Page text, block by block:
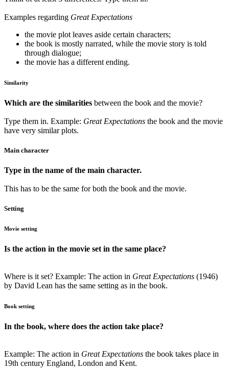
Examples regarding Great Expectations
the movie plot leaves aside certain characters;
the book is mostly narrated, while the movie story is told
through dialogue;
the movie has a different ending.
Similarity
Which are the similarities between the book and the movie?
Type them in. Example: Great Expectations the book and the movie
have very similar plots.
Main character
Type in the name of the main character.
This has to be the same for both the book and the movie.
Setting
Movie setting
Is the action in the movie set in the same place?
Where is it set? Example: The action in Great Expectations (1946)
by David Lean has the same setting as in the book.
Book setting
In the book, where does the action take place?
Example: The action in Great Expectations the book takes place in
19th century England, London and Kent.